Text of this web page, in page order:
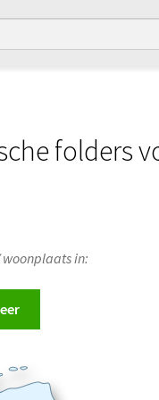
folders
in: